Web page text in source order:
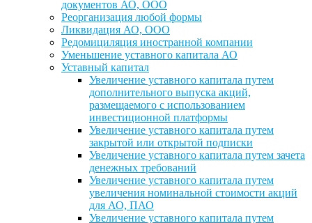
документов АО, ООО
Реорганизация любой формы
Ликвидация АО, ООО
Редомициляция иностранной компании
Уменьшение уставного капитала АО
Уставный капитал
Увеличение уставного капитала путем
дополнительного выпуска акций,
размещаемого с использованием
инвестиционной платформы
Увеличение уставного капитала путем
закрытой или открытой подписки
Увеличение уставного капитала путем зачета
денежных требований
Увеличение уставного капитала путем
увеличения номинальной стоимости акций
для АО, ПАО
Увеличение уставного капитала путем